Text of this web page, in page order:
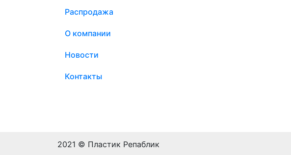
Распродажа
О компании
Новости
Контакты
2021 © Пластик Репаблик